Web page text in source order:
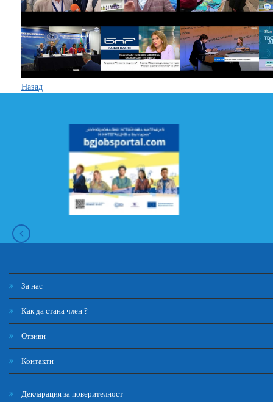
Назад
За нас
Как да стана член ?
Отзиви
Контакти
Декларация за поверителност